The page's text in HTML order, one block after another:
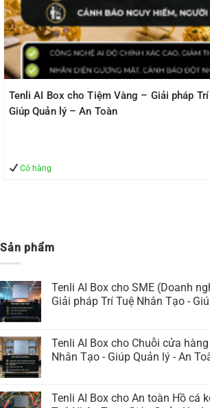
Tenli AI Box cho Tiệm Vàng – Giải pháp
Giúp Quản lý – An Toàn
Có hàng
Sản phẩm
Tenli AI Box cho SME (Doanh
Giải pháp Trí Tuệ Nhân Tạo -
Tenli AI Box cho Chuỗi cửa
Nhân Tạo - Giúp Quản lý - An
Tenli AI Box cho An toàn Hồ cá